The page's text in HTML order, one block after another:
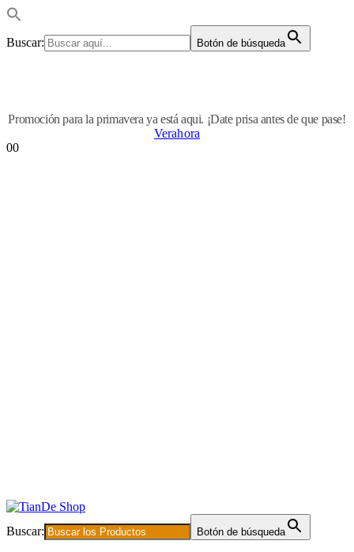
Buscar: Botón de búsqueda
Promoción para la primavera ya está aqui. ¡Date prisa antes de que pase!
Verahora
00
Buscar: Botón de búsqueda